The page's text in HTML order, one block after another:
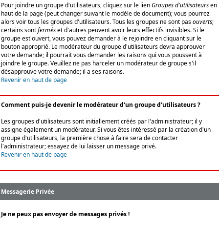
Pour joindre un groupe d'utilisateurs, cliquez sur le lienGroupes d'utilisateursen
haut de la page (peut changer suivant le modèle de document); vous pourrez
alors voir tous les groupes d'utilisateurs. Tous les groupes ne sont pasouverts;
certains sontferméset d'autres peuvent avoir leurs effectifs invisibles. Si le
groupe est ouvert, vous pouvez demander à le rejoindre en cliquant sur le
bouton approprié. Le modérateur du groupe d'utilisateurs devra approuver
votre demande; il pourrait vous demander les raisons qui vous poussent à
joindre le groupe. Veuillez ne pas harceler un modérateur de groupe s'il
désapprouve votre demande; il a ses raisons.
Revenir en haut de page
Comment puis-je devenir le modérateur d'un groupe d'utilisateurs ?
Les groupes d'utilisateurs sont initiallement créés par l'administrateur; il y
assigne également un modérateur. Si vous êtes intéressé par la création d'un
groupe d'utilisateurs, la première chose à faire sera de contacter
l'administrateur; essayez de lui laisser un message privé.
Revenir en haut de page
Messagerie Privée
Je ne peux pas envoyer de messages privés !